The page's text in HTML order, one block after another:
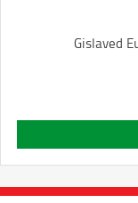
Gislaved